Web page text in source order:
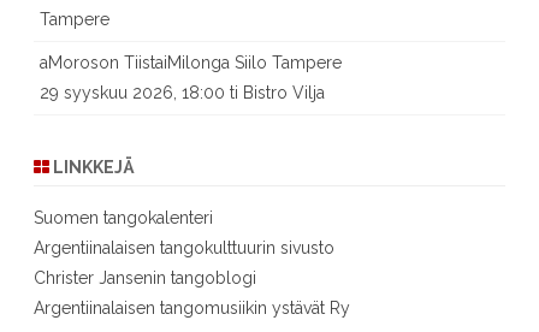
Tampere
aMoroson TiistaiMilonga Siilo Tampere
29 syyskuu 2026, 18:00 ti Bistro Vilja
LINKKEJÄ
Suomen tangokalenteri
Argentiinalaisen tangokulttuurin sivusto
Christer Jansenin tangoblogi
Argentiinalaisen tangomusiikin ystävät Ry